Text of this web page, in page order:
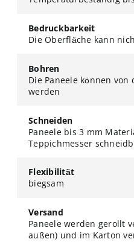
Bedruckbarkeit
Die Oberfläche kann
Bohren
Die Paneele können
werden
Schneiden
Paneele bis 3 mm
Teppichmesser
Flexibilität
biegsam
Versand
Paneele werden gerollt
außen) und im Karton